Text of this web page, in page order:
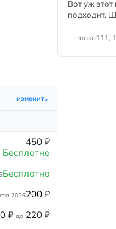
Вот уж
подходит.
— mako111,
изменить
450 ₽
Бесплатно
Бесплатно
2026200 ₽
₽ до 220 ₽